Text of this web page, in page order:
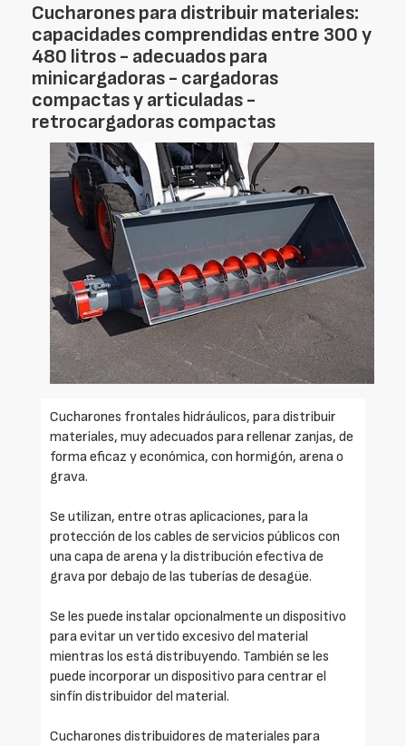
Cucharones para distribuir materiales:
capacidades comprendidas entre 300 y
480 litros - adecuados para
minicargadoras - cargadoras
compactas y articuladas -
retrocargadoras compactas
Cucharones frontales hidráulicos, para distribuir
materiales, muy adecuados para rellenar zanjas, de
forma eficaz y económica, con hormigón, arena o
grava.
Se utilizan, entre otras aplicaciones, para la
protección de los cables de servicios públicos con
una capa de arena y la distribución efectiva de
grava por debajo de las tuberías de desagüe.
Se les puede instalar opcionalmente un dispositivo
para evitar un vertido excesivo del material
mientras los está distribuyendo. También se les
puede incorporar un dispositivo para centrar el
sinfín distribuidor del material.
Cucharones distribuidores de materiales para